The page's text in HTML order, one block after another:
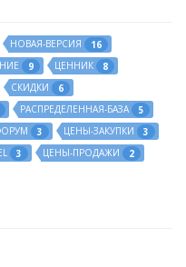
НОВАЯ-ВЕРСИЯ
16
9 ЦЕННИК
8
СКИДКИ
6
РАСПРЕДЕЛЕННАЯ-БАЗА
5
3 ЦЕНЫ-ЗАКУПКИ
3
3 ЦЕНЫ-ПРОДАЖИ
2